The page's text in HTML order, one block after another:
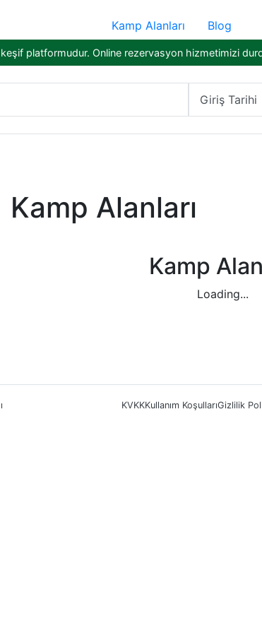
Kamp Alanları Blog
platformudur. Online rezervasyon hizmetimizi
Giriş Tarihi
Kamp Alanları
Kamp
Loading...
KVKKKullanım KoşullarıGizlilik